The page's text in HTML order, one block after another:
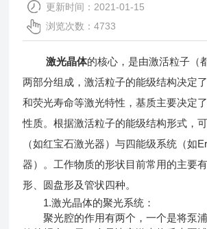
更新时间：2021-01-15
浏览次数：4733
激光晶体的核心，是由激活粒子（
两部分组成，激活粒子的能级结构决定
和荧光寿命等激光特性，基质主要决定
性质。根据激活粒子的能级结构形式，
（如红宝石激光器）与四能级系统（如
器）。工作物质的形状目前常用的主要
形、圆盘形及管状四种。
1.激光晶体的聚光系统：
聚光腔的作用有两个，一个是将泵浦